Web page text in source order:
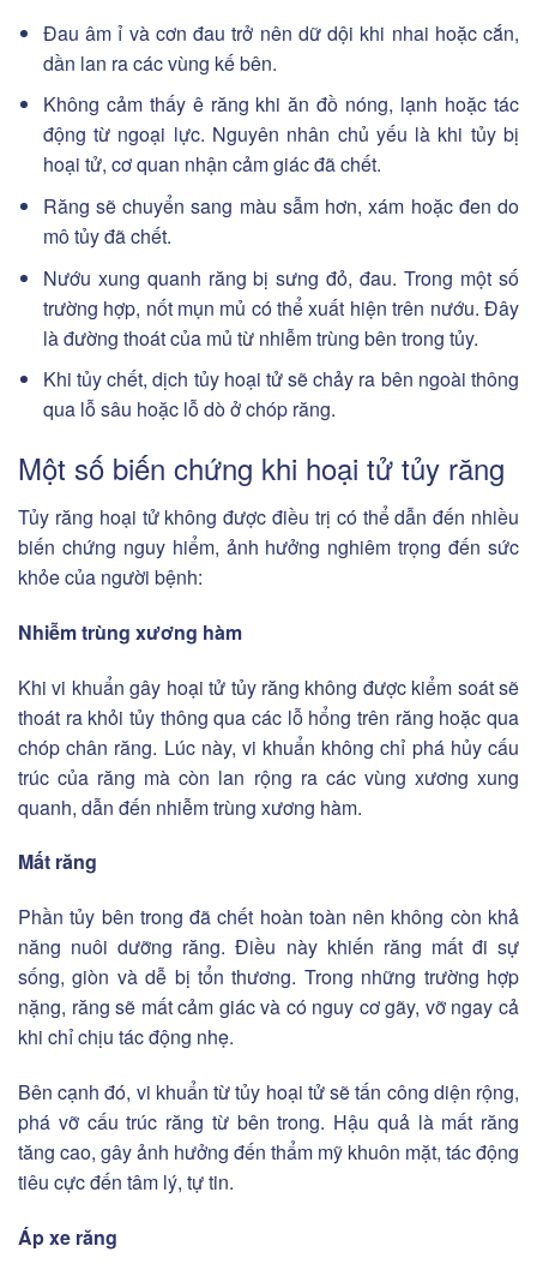
Đau âm ỉ và cơn đau trở nên dữ dội khi nhai hoặc cắn,
dần lan ra các vùng kế bên.
Không cảm thấy ê răng khi ăn đồ nóng, lạnh hoặc tác
động từ ngoại lực. Nguyên nhân chủ yếu là khi tủy bị
hoại tử, cơ quan nhận cảm giác đã chết.
Răng sẽ chuyển sang màu sẫm hơn, xám hoặc đen do
mô tủy đã chết.
Nướu xung quanh răng bị sưng đỏ, đau. Trong một số
trường hợp, nốt mụn mủ có thể xuất hiện trên nướu. Đây
là đường thoát của mủ từ nhiễm trùng bên trong tủy.
Khi tủy chết, dịch tủy hoại tử sẽ chảy ra bên ngoài thông
qua lỗ sâu hoặc lỗ dò ở chóp răng.
Một số biến chứng khi hoại tử tủy răng
Tủy răng hoại tử không được điều trị có thể dẫn đến nhiều
biến chứng nguy hiểm, ảnh hưởng nghiêm trọng đến sức
khỏe của người bệnh:
Nhiễm trùng xương hàm
Khi vi khuẩn gây hoại tử tủy răng không được kiểm soát sẽ
thoát ra khỏi tủy thông qua các lỗ hổng trên răng hoặc qua
chóp chân răng. Lúc này, vi khuẩn không chỉ phá hủy cấu
trúc của răng mà còn lan rộng ra các vùng xương xung
quanh, dẫn đến nhiễm trùng xương hàm.
Mất răng
Phần tủy bên trong đã chết hoàn toàn nên không còn khả
năng nuôi dưỡng răng. Điều này khiến răng mất đi sự
sống, giòn và dễ bị tổn thương. Trong những trường hợp
nặng, răng sẽ mất cảm giác và có nguy cơ gãy, vỡ ngay cả
khi chỉ chịu tác động nhẹ.
Bên cạnh đó, vi khuẩn từ tủy hoại tử sẽ tấn công diện rộng,
phá vỡ cấu trúc răng từ bên trong. Hậu quả là mất răng
tăng cao, gây ảnh hưởng đến thẩm mỹ khuôn mặt, tác động
tiêu cực đến tâm lý, tự tin.
Áp xe răng